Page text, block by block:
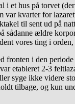
i et hus på torvet
var kvarter for
til sent ud på
sådanne ældre
vores ting i
fronten i den
etableret 2-3
syge ikke videre
tilbage, og kun